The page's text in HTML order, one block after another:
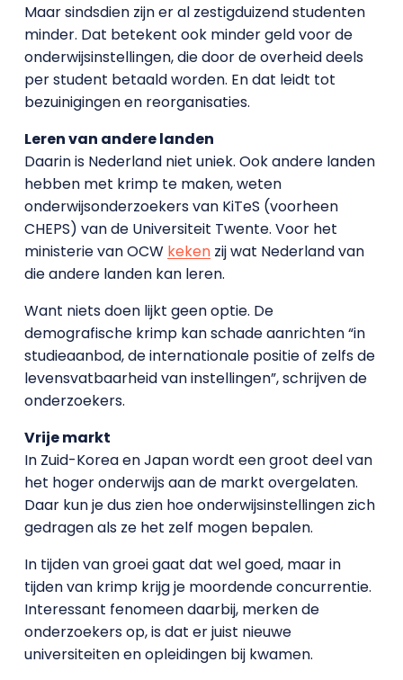
Maar sindsdien zijn er al zestigduizend studenten
minder. Dat betekent ook minder geld voor de
onderwijsinstellingen, die door de overheid deels
per student betaald worden. En dat leidt tot
bezuinigingen en reorganisaties.
Leren van andere landen
Daarin is Nederland niet uniek. Ook andere landen
hebben met krimp te maken, weten
onderwijsonderzoekers van KiTeS (voorheen
CHEPS) van de Universiteit Twente. Voor het
ministerie van OCW kekenzij wat Nederland van
die andere landen kan leren.
Want niets doen lijkt geen optie. De
demografische krimp kan schade aanrichten “in
studieaanbod, de internationale positie of zelfs de
levensvatbaarheid van instellingen”, schrijven de
onderzoekers.
Vrije markt
In Zuid-Korea en Japan wordt een groot deel van
het hoger onderwijs aan de markt overgelaten.
Daar kun je dus zien hoe onderwijsinstellingen zich
gedragen als ze het zelf mogen bepalen.
In tijden van groei gaat dat wel goed, maar in
tijden van krimp krijg je moordende concurrentie.
Interessant fenomeen daarbij, merken de
onderzoekers op, is dat er juist nieuwe
universiteiten en opleidingen bij kwamen.